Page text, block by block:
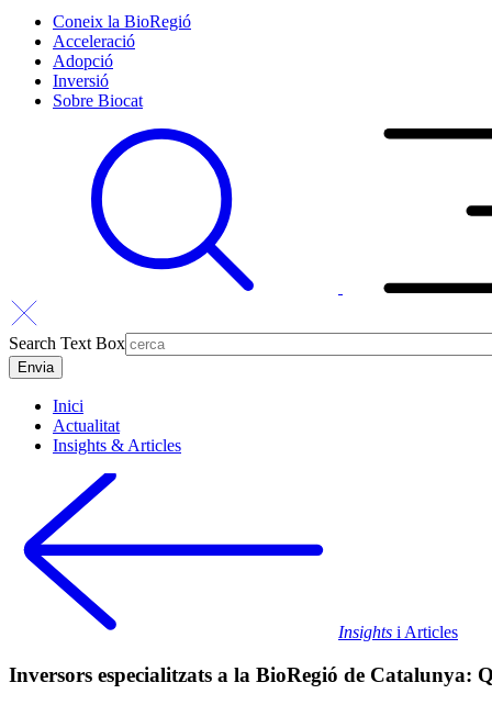
Coneix la BioRegió
Acceleració
Adopció
Inversió
Sobre Biocat
Search Text Box
Inici
Actualitat
Insights & Articles
Insights i Articles
Inversors especialitzats a la BioRegió de Catalunya: